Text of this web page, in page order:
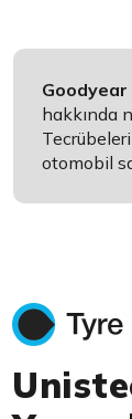
hakkında
otomobil